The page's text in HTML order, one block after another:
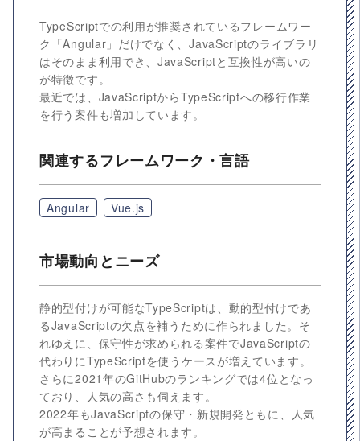
TypeScriptでの利用が推奨されているフレームワー
ク「Angular」だけでなく、JavaScriptのライブラリ
はそのまま利用でき、JavaScriptと互換性が高いの
が特徴です。
最近では、JavaScriptからTypeScriptへの移行作業
を行う案件も増加しています。
関連するフレームワーク・言語
Angular Vue.js
市場動向とニーズ
静的型付けが可能なTypeScriptは、動的型付けであ
るJavaScriptの欠点を補うために作られました。そ
れゆえに、保守性が求められる案件でJavaScriptの
代わりにTypeScriptを使うケースが増えています。
さらに2021年のGitHubのランキングでは4位となっ
ており、人気の高さも伺えます。
2022年もJavaScriptの保守・新規開発ともに、人気
が高まることが予想されます。